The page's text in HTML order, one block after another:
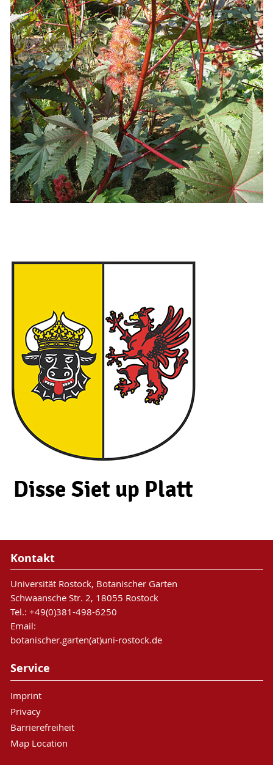
Kontakt
Universität Rostock, Botanischer Garten
Schwaansche Str. 2, 18055 Rostock
Tel.: +49(0)381-498-6250
Email:
botanischer.garten(at)uni-rostock.de
Service
Imprint
Privacy
Barrierefreiheit
Map Location